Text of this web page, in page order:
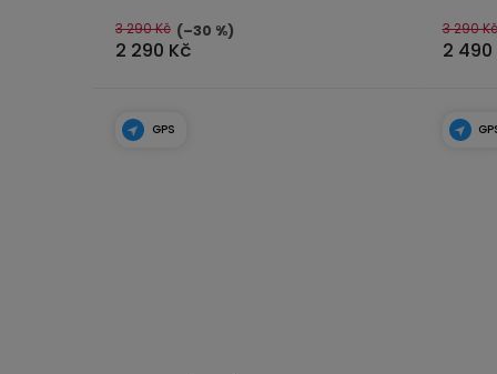
2 290 Kč
3 290 Kč (–30 %)
2 490
3 290 Kč
GPS